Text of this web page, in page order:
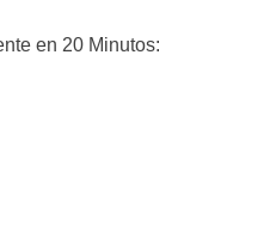
en 20 Minutos: